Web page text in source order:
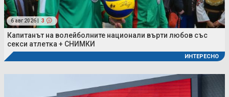
6 авг 2026 | 3
Капитанът на волейболните национали върти любов със
секси атлетка + СНИМКИ
ИНТЕРЕСНО